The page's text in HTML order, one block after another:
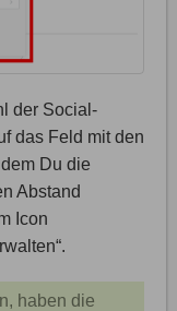
der Social-
das Feld mit den
Du die
Abstand
Icon
haben die